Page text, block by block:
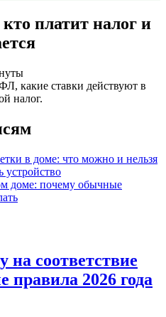
платит налог и
какие ставки действуют в
налог.
в доме: что можно и нельзя
устройство
доме: почему обычные
на соответствие
2026 года